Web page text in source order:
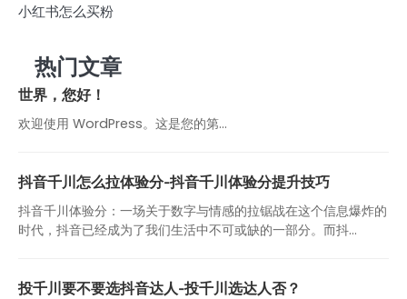
小红书怎么买粉
热门文章
世界，您好！
欢迎使用 WordPress。这是您的第…
抖音千川怎么拉体验分-抖音千川体验分提升技巧
抖音千川体验分：一场关于数字与情感的拉锯战在这个信息爆炸的
时代，抖音已经成为了我们生活中不可或缺的一部分。而抖...
投千川要不要选抖音达人-投千川选达人否？